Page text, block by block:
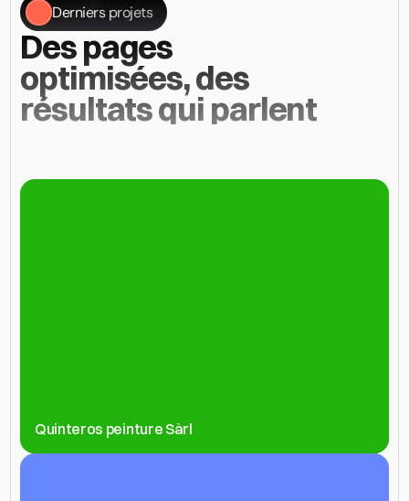
Derniers projets
Des pages
optimisées, des
résultats qui parlent
lienavecsonactivitéetsonmarché.
Quinteros peinture Sàrl